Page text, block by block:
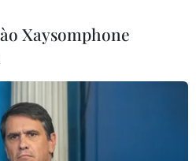
Xaysomphone